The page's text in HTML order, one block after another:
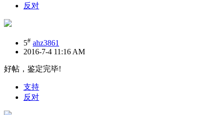
反对
5# ahz3861
2016-7-4 11:16 AM
好帖，鉴定完毕!
支持
反对